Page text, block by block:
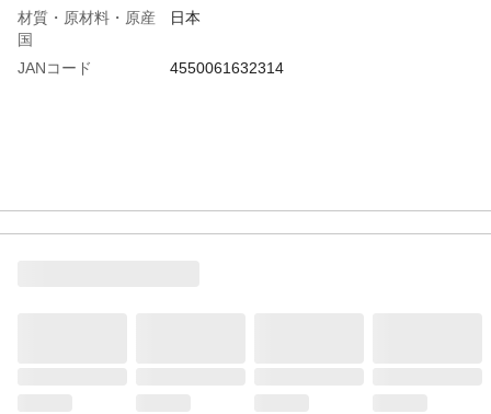
材質・原材料・原産
国
日本
JANコード 4550061632314